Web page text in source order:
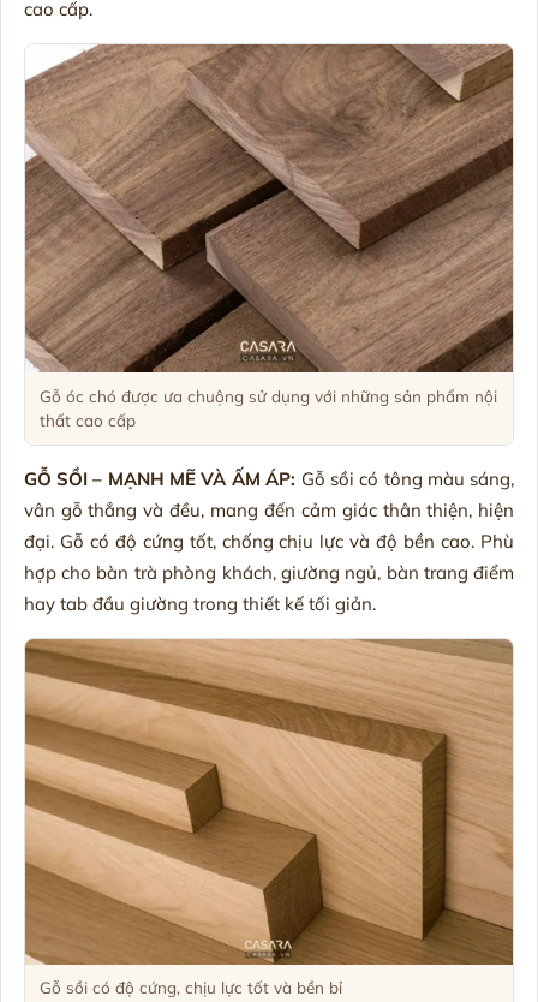
cao cấp.
Gỗ óc chó được ưa chuộng sử dụng với những sản phẩm nội
thất cao cấp
GỖ SỒI – MẠNH MẼ VÀ ẤM ÁP: Gỗ sồi có tông màu sáng,
vân gỗ thẳng và đều, mang đến cảm giác thân thiện, hiện
đại. Gỗ có độ cứng tốt, chống chịu lực và độ bền cao. Phù
hợp cho bàn trà phòng khách, giường ngủ, bàn trang điểm
hay tab đầu giường trong thiết kế tối giản.
Gỗ sồi có độ cứng, chịu lực tốt và bền bỉ